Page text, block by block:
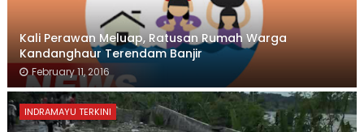
Kali Perawan Meluap, Ratusan Rumah Warga
Kandanghaur Terendam Banjir
February 11, 2016
INDRAMAYU TERKINI